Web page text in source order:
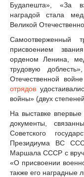
Будапешта», «За
наградой стала
Великой
Самоотверженный
присвоением
орденом Ленина,
трудовую
Отечественной
отрядов
войны» (двух
На выставке
документы,
Советского
Президиума ВС
Маршала СССР с
«О присвоении
также его наградные